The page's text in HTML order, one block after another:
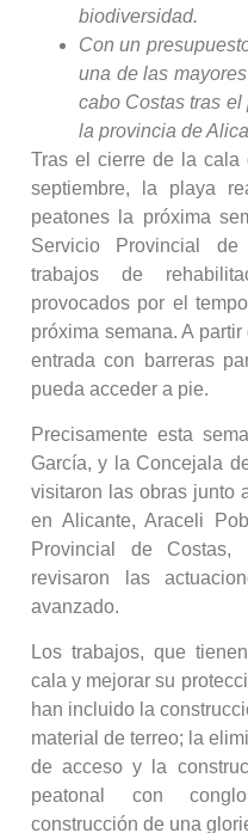
biodiversidad.
Con un
una de las
cabo Costas tras
la provincia de
Tras el cierre de la cala
septiembre, la playa
peatones la próxima
Servicio Provincial
trabajos de
provocados por el
próxima semana. A
entrada con barreras
pueda acceder a pie.
Precisamente esta
García, y la Concejala
visitaron las obras junto
en Alicante, Araceli
Provincial de
revisaron las
avanzado.
Los trabajos, que
cala y mejorar su
han incluido la
material de terreo; la
de acceso y la
peatonal con
construcción de una